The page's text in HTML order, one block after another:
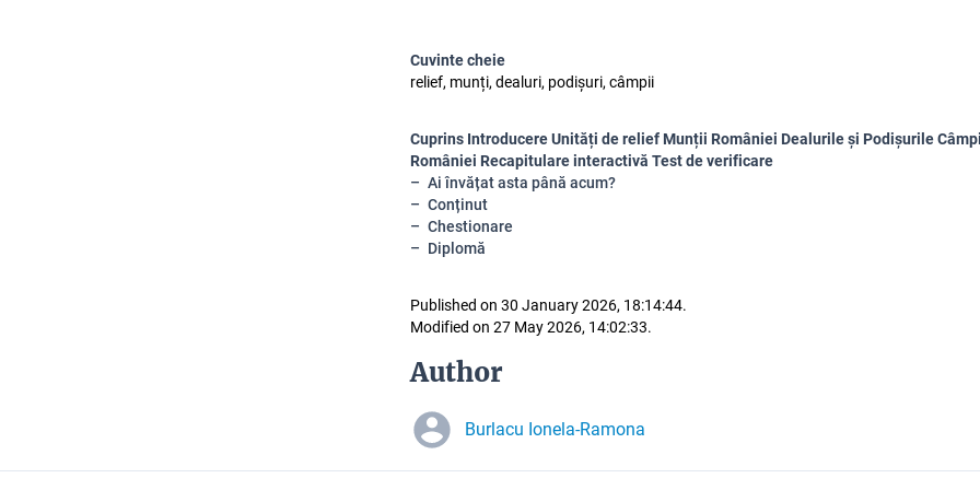
Cuvinte cheie
relief, munți, dealuri, podișuri, câmpii
Cuprins Introducere Unități de relief Munții României Dealurile și Podișurile
României Recapitulare interactivă Test de verificare
Ai învățat asta până acum?
Conținut
Chestionare
Diplomă
Published on 30 January 2026, 18:14:44.
Modified on 27 May 2026, 14:02:33.
Author
Burlacu Ionela-Ramona